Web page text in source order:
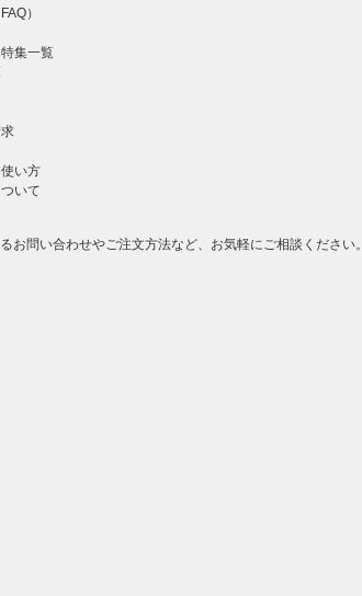
）
集一覧
い方
いて
お問い合わせやご注文方法など、お気軽にご相談ください。